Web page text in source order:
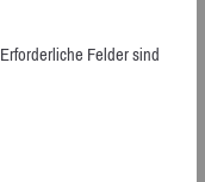
Erforderliche Felder sind